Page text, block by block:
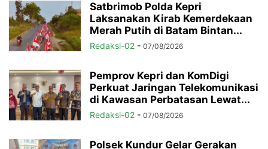
Satbrimob Polda Kepri
Laksanakan Kirab Kemerdekaan
Merah Putih di Batam Bintan...
Redaksi-02 - 07/08/2026
Pemprov Kepri dan KomDigi
Perkuat Jaringan Telekomunikasi
di Kawasan Perbatasan Lewat...
Redaksi-02 - 07/08/2026
Polsek Kundur Gelar Gerakan